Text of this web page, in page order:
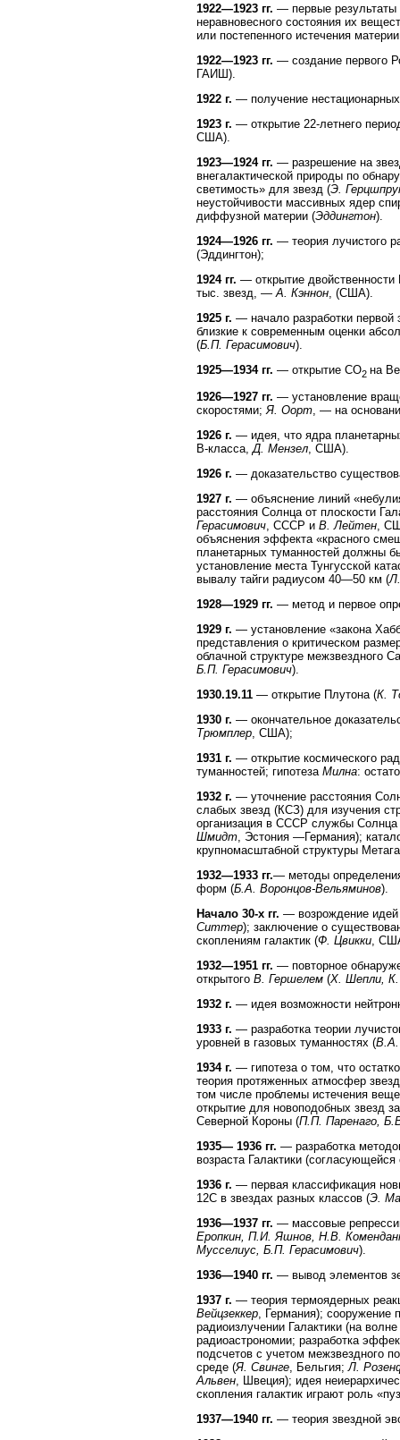
1922—1923 гг. — первые результаты
неравновесного состояния их
или постепенного истечения
1922—1923 гг. — создание первого
ГАИШ).
1922 г. — получение
1923 г. — открытие 22-летнего
США).
1923—1924 гг. — разрешение на
внегалактической природы по
светимость» для звезд (Э.
неустойчивости массивных ядер
диффузной материи (Эддингтон).
1924—1926 гг. — теория лучистого
(Эддингтон);
1924 гг. — открытие
тыс. звезд, — А. Кэннон , (США).
1925 г. — начало разработки
близкие к современным оценки
(Б.П. Герасимович).
1925—1934 гг. — открытие СО2 на
1926—1927 гг. — установление
скоростями;Я. Оорт, — на
1926 г. — идея, что ядра
В-класса,Д. Мензел, США).
1926 г. — доказательство
1927 г. — объяснение линий
расстояния Солнца от плоскости
Герасимович, СССР и В. Лейтен,
объяснения эффекта «красного
планетарных туманностей должны
установление места Тунгусской
вывалу тайги радиусом 40—50 км (
1928—1929 гг. — метод и первое
1929 г. — установление «закона
представления о критическом
облачной структуре межзвездного
Б.П. Герасимович).
1930.19.11 — открытие Плутона (К.
1930 г. — окончательное
Трюмплер, США);
1931 г. — открытие космического
туманностей; гипотеза Милна:
1932 г. — уточнение расстояния
слабых звезд (КСЗ) для изучения
организация в СССР службы Солнца
Шмидт, Эстония —Германия);
крупномасштабной структуры
1932—1933 гг.— методы
форм (Б.А. Воронцов-Вельяминов).
Начало 30-х гг. — возрождение идей
Ситтер); заключение о
скоплениям галактик (Ф. Цвикки,
1932—1951 гг. — повторное
открытого В. Гершелем (X. Шепли,
1932 г. — идея возможности
1933 г. — разработка теории
уровней в газовых туманностях (В.А.
1934 г. — гипотеза о том, что
теория протяженных атмосфер
том числе проблемы истечения
открытие для новоподобных звезд
Северной Короны (П.П. Паренаго,
1935— 1936 гг. — разработка
возраста Галактики (согласующейся
1936 г. — первая классификация
12С в звездах разных классов (Э.
1936—1937 гг. — массовые
Еропкин, П.И. Яшнов, Н.В.
Мусселиус, Б.П. Герасимович).
1936—1940 гг. — вывод элементов
1937 г. — теория термоядерных
Вейцзеккер, Германия); сооружение
радиоизлучении Галактики (на
радиоастрономии; разработка
подсчетов с учетом межзвездного
среде (Я. Свинге, Бельгия;Л.
Альвен, Швеция); идея
скопления галактик играют роль
1937—1940 гг. — теория звездной